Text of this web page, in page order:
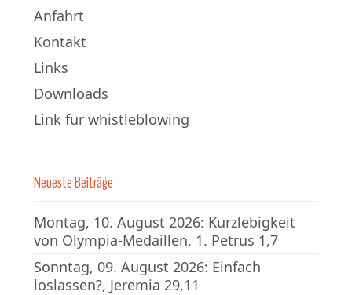
Anfahrt
Kontakt
Links
Downloads
Link für whistleblowing
Neueste Beiträge
Montag, 10. August 2026: Kurzlebigkeit
von Olympia-Medaillen, 1. Petrus 1,7
Sonntag, 09. August 2026: Einfach
loslassen?, Jeremia 29,11